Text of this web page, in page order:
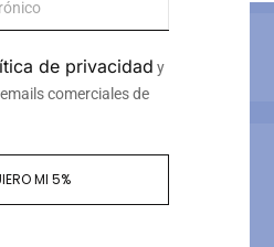
de contacto
3, piso 4, puerta 2
de privacidad y
comerciales de
MI 5%